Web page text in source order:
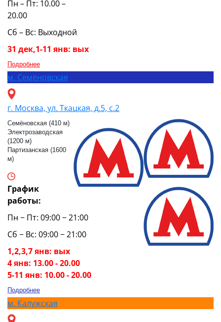
Пн – Пт: 10.00 –
20.00
Сб – Вс: Выходной
31 дек,1-11 янв: вых
Подробнее
м. Семёновская
г. Москва, ул. Ткацкая, д.5, с.2
Семёновская (410 м)
Электрозаводская
(1200 м)
Партизанская (1600
м)
График
работы:
Пн − Пт: 09:00 − 21:00
Сб − Вс: 09:00 − 21:00
1,2,3,7 янв: вых
4 янв: 13.00 - 20.00
5-11 янв: 10.00 - 20.00
Подробнее
м. Калужская